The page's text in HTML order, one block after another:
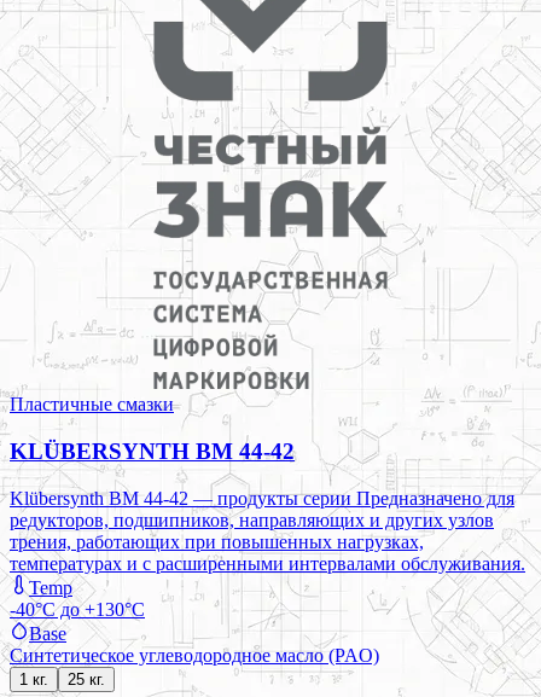
Пластичные смазки
KLÜBERSYNTH BM 44-42
Klübersynth BM 44-42 — продукты серии Предназначено для
редукторов, подшипников, направляющих и других узлов
трения, работающих при повышенных нагрузках,
температурах и с расширенными интервалами обслуживания.
Temp
-40°C до +130°C
Base
Синтетическое углеводородное масло (PAO)
1 кг. 25 кг.